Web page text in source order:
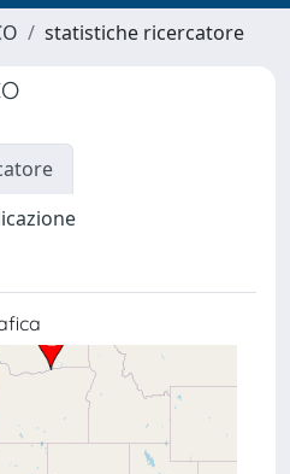
statistiche ricercatore